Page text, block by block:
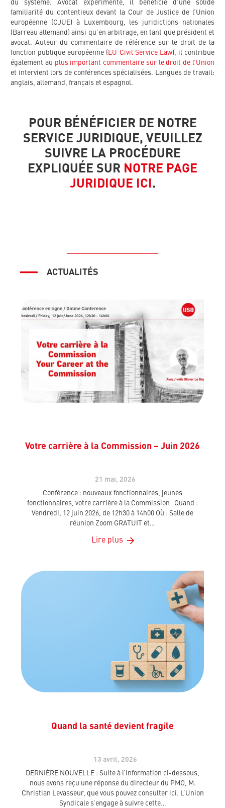
du système. Avocat expérimenté, il bénéficie d’une solide
familiarité du contentieux devant la Cour de Justice de l’Union
européenne (CJUE) à Luxembourg, les juridictions nationales
(Barreau allemand) ainsi qu’en arbitrage, en tant que président et
avocat. Auteur du commentaire de référence sur le droit de la
fonction publique européenne ( EU Civil Service Law), il contribue
également au plus important commentaire sur le droit de l’Union
et intervient lors de conférences spécialisées. Langues de travail:
anglais, allemand, français et espagnol.
POUR BÉNÉFICIER DE NOTRE
SERVICE JURIDIQUE, VEUILLEZ
SUIVRE LA PROCÉDURE
EXPLIQUÉE SUR NOTRE PAGE
JURIDIQUE ICI.
ACTUALITÉS
Votre carrière à la Commission – Juin 2026
21 mai, 2026
Conférence : nouveaux fonctionnaires, jeunes
fonctionnaires, votre carrière à la Commission Quand :
Vendredi, 12 juin 2026, de 12h30 à 14h00 Où : Salle de
réunion Zoom GRATUIT et…
Lire plus
Quand la santé devient fragile
13 avril, 2026
DERNIÈRE NOUVELLE : Suite à l’information ci-dessous,
nous avons reçu une réponse du directeur du PMO, M.
Christian Levasseur, que vous pouvez consulter ici. L’Union
Syndicale s’engage à suivre cette…